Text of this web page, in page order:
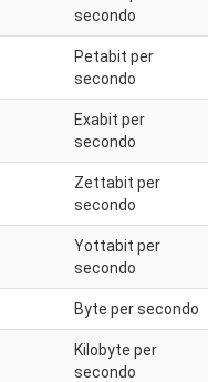
secondo
Petabit per
secondo
Exabit per
secondo
Zettabit per
secondo
Yottabit per
secondo
Byte per secondo
Kilobyte per
secondo